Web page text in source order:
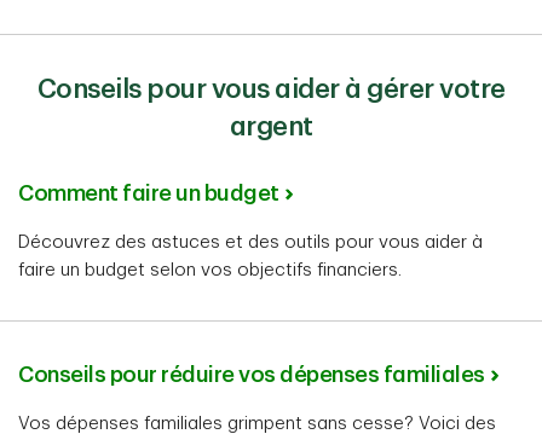
moyenne de dépenses mensuelles. Si vous ne
conjoint dans Dépense TD, vous pouvez le désactiver
portés à vos comptes-chèques, comptes d’épargne et
canadiens.
Conseils pour vous aider à gérer votre
argent
Comment faire un budget
Découvrez des astuces et des outils pour vous aider à
faire un budget selon vos objectifs financiers.
Conseils pour réduire vos dépenses familiales
Vos dépenses familiales grimpent sans cesse? Voici des